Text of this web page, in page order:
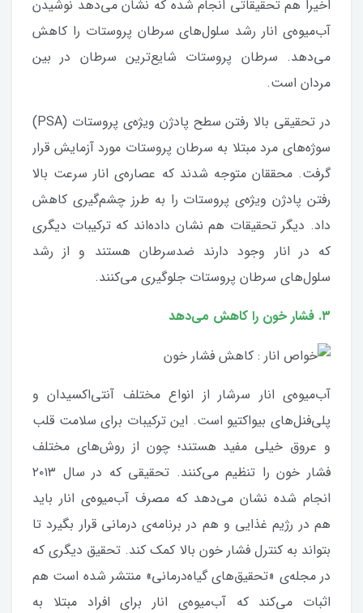
اخیرا هم تحقیقاتی انجام شده که نشان می‌دهد نوشیدن
آب‌میوه‌ی انار رشد سلول‌های سرطان پروستات را کاهش
می‌دهد. سرطان پروستات شایع‌ترین سرطان در بین
مردان است.‌
در تحقیقی بالا رفتن سطح پادژن ویژه‌ی پروستات (PSA)
سوژه‌های مرد مبتلا به سرطان پروستات مورد آزمایش قرار
گرفت.‌ محققان متوجه شدند که عصاره‌ی انار سرعت بالا
رفتن پادژن ویژه‌ی پروستات را به طرز چشم‌گیری کاهش
داد. دیگر تحقیقات هم نشان داده‌اند که ترکیبات دیگری
که در انار وجود دارند ضدسرطان هستند و از رشد
سلول‌های سرطان پروستات جلوگیری می‌کنند.
۳. فشار خون را کاهش می‌دهد
آب‌میوه‌ی انار سرشار از انواع مختلف آنتی‌اکسیدان و
پلی‌فنل‌های بیواکتیو است. این ترکیبات برای سلامت قلب
و عروق خیلی مفید هستند؛ چون از روش‌های مختلف
فشار خون را تنظیم می‌کنند. تحقیقی که در سال ۲۰۱۳
انجام شده نشان می‌دهد که مصرف آب‌میوه‌ی انار باید
هم در رژیم غذایی و هم در برنامه‌ی درمانی قرار بگیرد تا
بتواند به کنترل فشار خون بالا کمک کند. تحقیق دیگری که
در مجله‌ی «تحقیق‌های گیاه‌درمانی» منتشر شده است هم
اثبات می‌کند که آب‌میوه‌ی انار برای افراد مبتلا به